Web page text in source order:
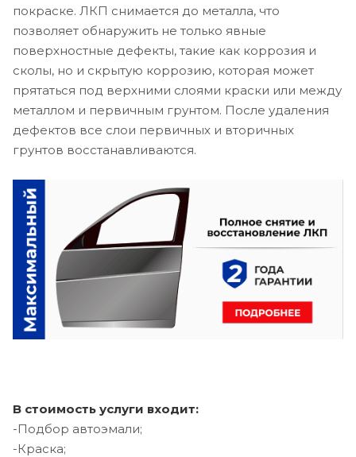
покраске. ЛКП снимается до металла, что
позволяет обнаружить не только явные
поверхностные дефекты, такие как коррозия и
сколы, но и скрытую коррозию, которая может
прятаться под верхними слоями краски или между
металлом и первичным грунтом. После удаления
дефектов все слои первичных и вторичных
грунтов восстанавливаются.
В стоимость услуги входит:
-Подбор автоэмали;
-Краска;